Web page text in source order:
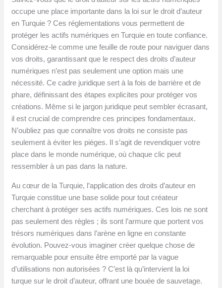
occupe une place importante dans la loi sur le droit d’auteur
en Turquie ? Ces réglementations vous permettent de
protéger les actifs numériques en Turquie en toute confiance.
Considérez-le comme une feuille de route pour naviguer dans
vos droits, garantissant que le respect des droits d’auteur
numériques n’est pas seulement une option mais une
nécessité. Ce cadre juridique sert à la fois de barrière et de
phare, définissant des étapes explicites pour protéger vos
créations. Même si le jargon juridique peut sembler écrasant,
il est crucial de comprendre ces principes fondamentaux.
N’oubliez pas que connaître vos droits ne consiste pas
seulement à éviter les pièges. Il s’agit de revendiquer votre
place dans le monde numérique, où chaque clic peut
ressembler à un pas dans la nature.
Au cœur de la Turquie, l’application des droits d’auteur en
Turquie constitue une base solide pour tout créateur
cherchant à protéger ses actifs numériques. Ces lois ne sont
pas seulement des règles ; ils sont l’armure que portent vos
trésors numériques dans l’arène en ligne en constante
évolution. Pouvez-vous imaginer créer quelque chose de
remarquable pour ensuite être emporté par la vague
d’utilisations non autorisées ? C’est là qu’intervient la loi
turque sur le droit d’auteur, offrant une bouée de sauvetage.